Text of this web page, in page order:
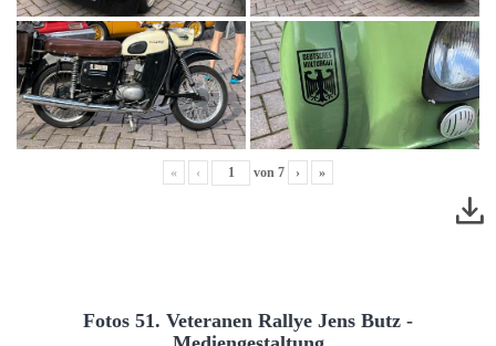
« ‹ von 7 › »
Fotos 51. Veteranen Rallye Jens Butz -